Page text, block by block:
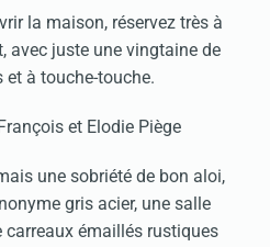
la maison, réservez très à
avec juste une vingtaine de
à touche-touche.
une sobriété de bon aloi,
gris acier, une salle
carreaux émaillés rustiques